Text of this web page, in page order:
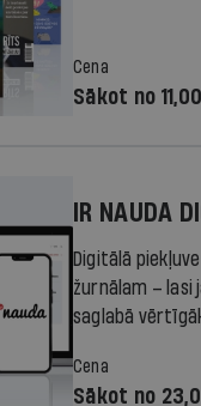
Cena
Sākot no
IR NAUDA
Digitālā
žurnālam – lasi
saglabā
Cena
Sākot no